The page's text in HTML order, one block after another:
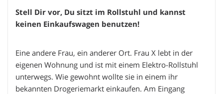
Stell Dir vor, Du sitzt im Rollstuhl und kannst
keinen Einkaufswagen benutzen!
Eine andere Frau, ein anderer Ort. Frau X lebt in der
eigenen Wohnung und ist mit einem Elektro-Rollstuhl
unterwegs. Wie gewohnt wollte sie in einem ihr
bekannten Drogeriemarkt einkaufen. Am Eingang